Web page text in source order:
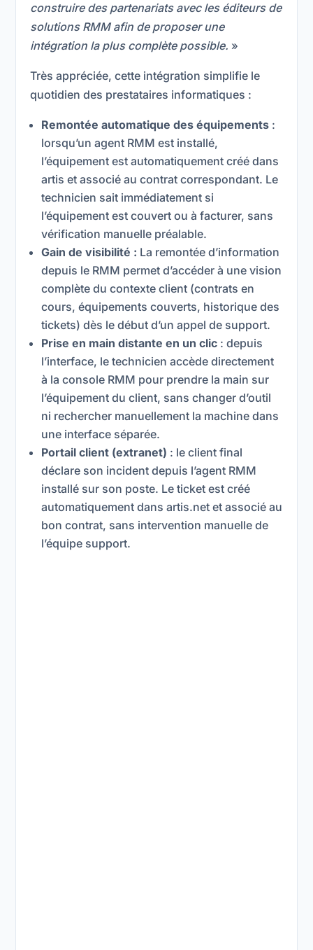
construire des partenariats avec les éditeurs de
solutions RMM afin de proposer une
intégration la plus complète possible. »
Très appréciée, cette intégration simplifie le
quotidien des prestataires informatiques :
Remontée automatique des équipements :
lorsqu’un agent RMM est installé,
l’équipement est automatiquement créé dans
artis et associé au contrat correspondant. Le
technicien sait immédiatement si
l’équipement est couvert ou à facturer, sans
vérification manuelle préalable.
Gain de visibilité : La remontée d’information
depuis le RMM permet d’accéder à une vision
complète du contexte client (contrats en
cours, équipements couverts, historique des
tickets) dès le début d’un appel de support.
Prise en main distante en un clic : depuis
l’interface, le technicien accède directement
à la console RMM pour prendre la main sur
l’équipement du client, sans changer d’outil
ni rechercher manuellement la machine dans
une interface séparée.
Portail client (extranet) : le client final
déclare son incident depuis l’agent RMM
installé sur son poste. Le ticket est créé
automatiquement dans artis.net et associé au
bon contrat, sans intervention manuelle de
l’équipe support.